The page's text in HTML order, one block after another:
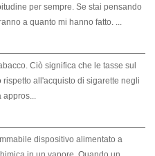
per sempre. Se stai pensando
a quanto mi hanno fatto. ...
Ciò significa che le tasse sul
all'acquisto di sigarette negli
appros...
dispositivo alimentato a